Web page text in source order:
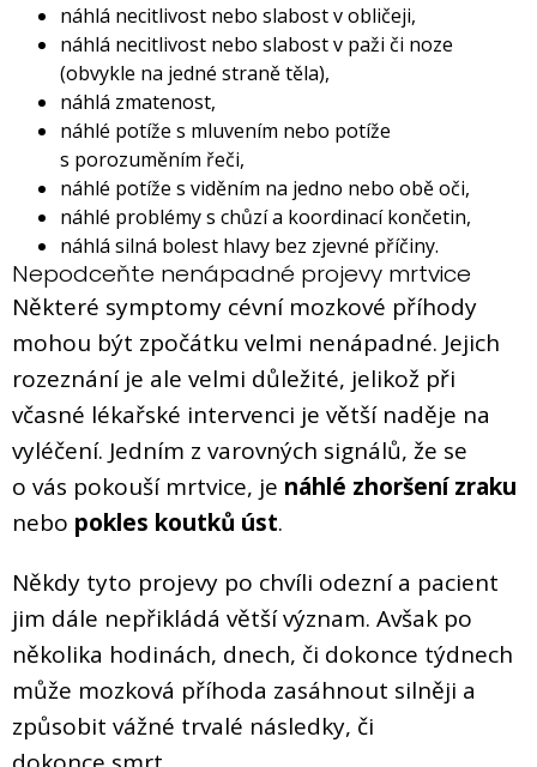
náhlá necitlivost nebo slabost v obličeji,
náhlá necitlivost nebo slabost v paži či noze
(obvykle na jedné straně těla),
náhlá zmatenost,
náhlé potíže s mluvením nebo potíže
s porozuměním řeči,
náhlé potíže s viděním na jedno nebo obě oči,
náhlé problémy s chůzí a koordinací končetin,
náhlá silná bolest hlavy bez zjevné příčiny.
Nepodceňte nenápadné projevy mrtvice
Některé symptomy cévní mozkové příhody
mohou být zpočátku velmi nenápadné. Jejich
rozeznání je ale velmi důležité, jelikož při
včasné lékařské intervenci je větší naděje na
vyléčení. Jedním z varovných signálů, že se
o vás pokouší mrtvice, je náhlé zhoršení zraku
nebo pokles koutků úst.
Někdy tyto projevy po chvíli odezní a pacient
jim dále nepřikládá větší význam. Avšak po
několika hodinách, dnech, či dokonce týdnech
může mozková příhoda zasáhnout silněji a
způsobit vážné trvalé následky, či